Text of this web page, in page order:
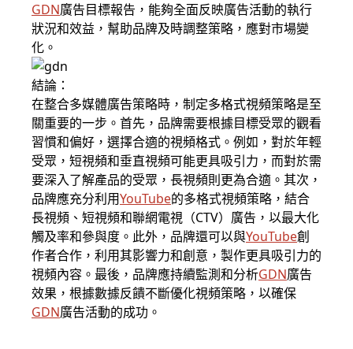
GDN廣告目標報告，能夠全面反映廣告活動的執行
狀況和效益，幫助品牌及時調整策略，應對市場變
化。
結論：
在整合多媒體廣告策略時，制定多格式視頻策略是至
關重要的一步。首先，品牌需要根據目標受眾的觀看
習慣和偏好，選擇合適的視頻格式。例如，對於年輕
受眾，短視頻和垂直視頻可能更具吸引力，而對於需
要深入了解產品的受眾，長視頻則更為合適。其次，
品牌應充分利用YouTube的多格式視頻策略，結合
長視頻、短視頻和聯網電視（CTV）廣告，以最大化
觸及率和參與度。此外，品牌還可以與YouTube創
作者合作，利用其影響力和創意，製作更具吸引力的
視頻內容。最後，品牌應持續監測和分析GDN廣告
效果，根據數據反饋不斷優化視頻策略，以確保
GDN廣告活動的成功。